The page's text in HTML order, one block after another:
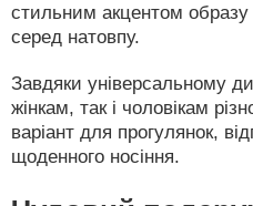
стильним акцентом образу
серед натовпу.
Завдяки універсальному
жінкам, так і чоловікам
варіант для прогулянок,
щоденного носіння.